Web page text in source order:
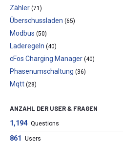
Zähler (71)
Überschussladen (65)
Modbus (50)
Laderegeln (40)
cFos Charging Manager (40)
Phasenumschaltung (36)
Mqtt (28)
ANZAHL DER USER & FRAGEN
1,194 Questions
861 Users